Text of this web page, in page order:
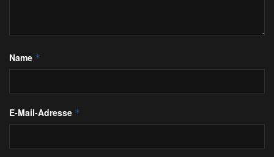
Name *
E-Mail-Adresse *